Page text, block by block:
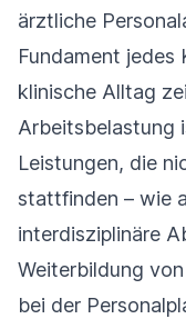
ärztliche
Fundament jedes
klinische Alltag
Arbeitsbelastung
Leistungen, die
stattfinden – wie
interdisziplinäre
Weiterbildung
bei der